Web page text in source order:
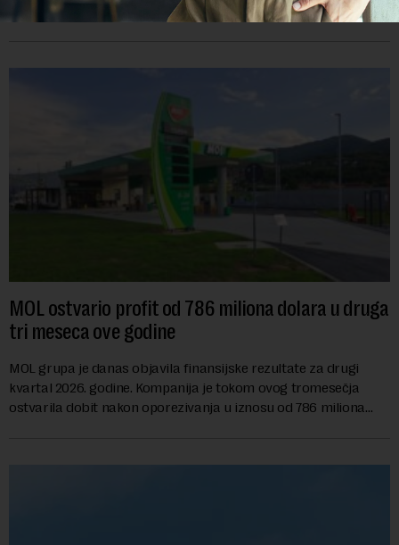
Ormuskog prolaza, prenosi Rojters. Fokus investitora prebacio
MOL ostvario profit od 786 miliona dolara u druga
tri meseca ove godine
MOL grupa je danas objavila finansijske rezultate za drugi
kvartal 2026. godine. Kompanija je tokom ovog tromesečja
ostvarila dobit nakon oporezivanja u iznosu od 786 miliona